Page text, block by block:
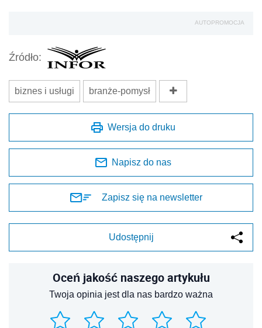
AUTOPROMOCJA
Źródło:
biznes i usługi branże-pomysł
Wersja do druku
Napisz do nas
Zapisz się na newsletter
Udostępnij
Oceń jakość naszego artykułu
Twoja opinia jest dla nas bardzo ważna